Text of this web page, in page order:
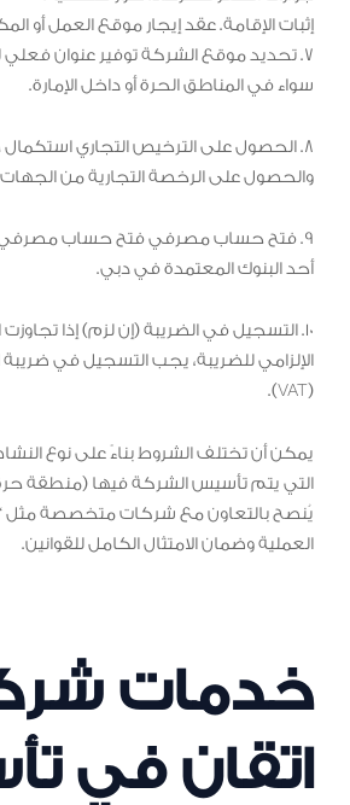
إثبات الإقامة. عقد إيجار موقع العمل أو
7. تحديد موقع الشركة توفير عنوان
سواء في المناطق الحرة أو داخل الإمارة.
8. الحصول على الترخيص التجاري استكمال
والحصول على الرخصة التجارية من الجهات
9. فتح حساب مصرفي فتح حساب
أحد البنوك المعتمدة في دبي.
10. التسجيل في الضريبة (إن لزم) إذا
الإلزامي للضريبة، يجب التسجيل في ضريبة
(VAT).
يمكن أن تختلف الشروط بناءً على نوع
التي يتم تأسيس الشركة فيها (منطقة
يُنصح بالتعاون مع شركات متخصصة مثل
العملية وضمان الامتثال الكامل للقوانين.
خدمات
اتقان في